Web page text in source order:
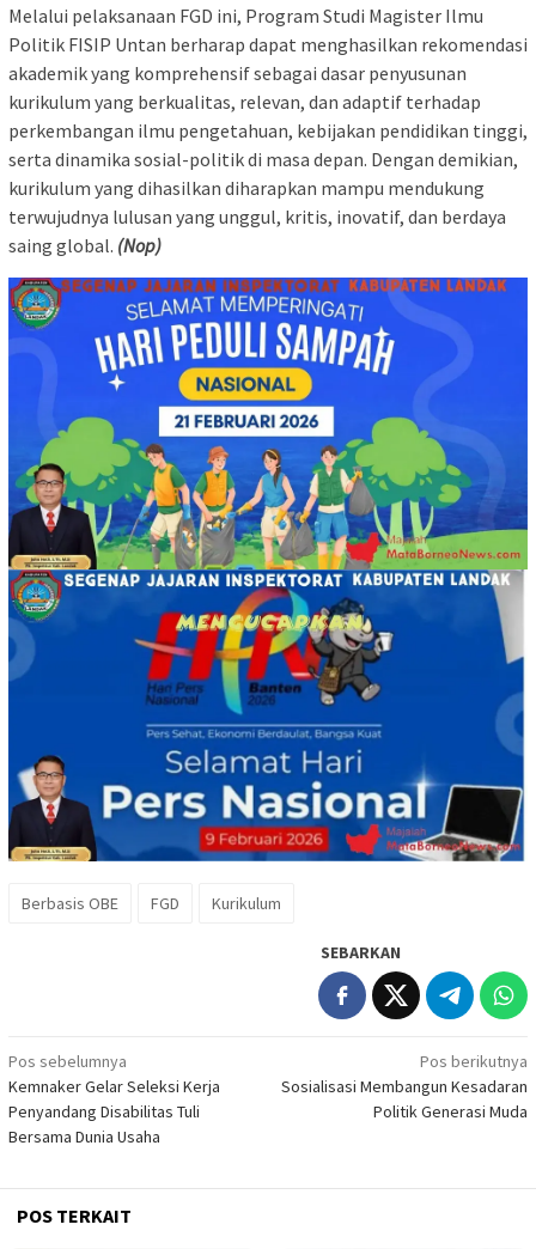
Melalui pelaksanaan FGD ini, Program Studi Magister Ilmu
Politik FISIP Untan berharap dapat menghasilkan rekomendasi
akademik yang komprehensif sebagai dasar penyusunan
kurikulum yang berkualitas, relevan, dan adaptif terhadap
perkembangan ilmu pengetahuan, kebijakan pendidikan tinggi,
serta dinamika sosial-politik di masa depan. Dengan demikian,
kurikulum yang dihasilkan diharapkan mampu mendukung
terwujudnya lulusan yang unggul, kritis, inovatif, dan berdaya
saing global. (Nop)
Berbasis OBE FGD Kurikulum
SEBARKAN
Navigasi
pos
Pos sebelumnya
Kemnaker Gelar Seleksi Kerja
Penyandang Disabilitas Tuli
Bersama Dunia Usaha
Pos berikutnya
Sosialisasi Membangun Kesadaran
Politik Generasi Muda
POS TERKAIT